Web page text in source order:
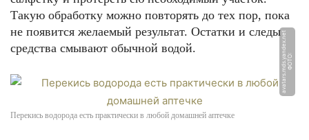
Такую обработку можно повторять до тех пор, пока
не появится желаемый результат. Остатки и следы
средства смывают обычной водой.
Ф
О
Т
О:
a
v
a
t
a
r
s.
m
d
s.
y
a
n
d
e
x.
n
e
t
Перекись водорода есть практически в любой домашней аптечке